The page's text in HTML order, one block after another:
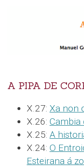
A PIPA DE
X.27: Xa non
X.26: Cambia
X.25: A
X.24: O
Esteirana á